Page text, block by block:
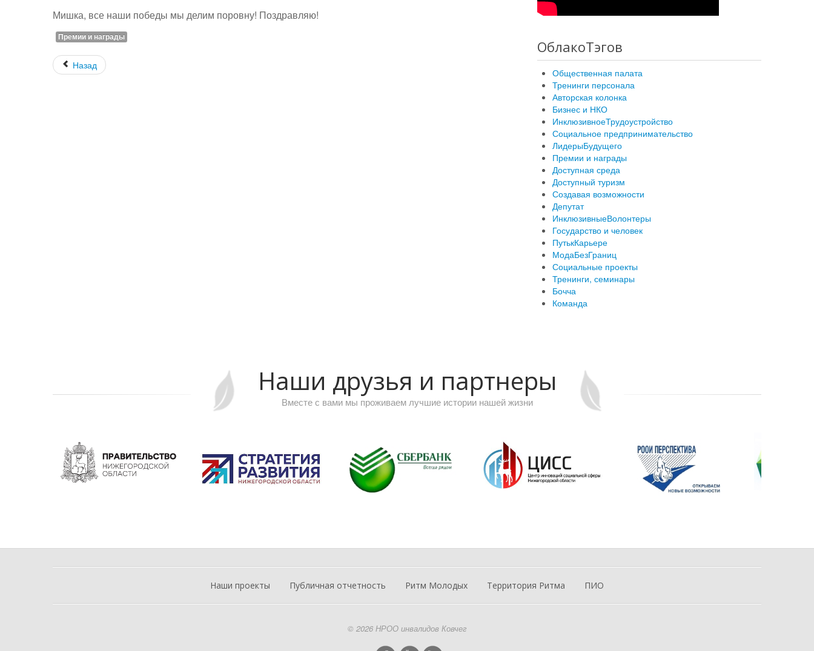
Мишка, все наши победы мы делим поровну! Поздравляю!
Премии и награды
Назад
ОблакоТэгов
Общественная палата
Тренинги персонала
Авторская колонка
Бизнес и НКО
ИнклюзивноеТрудоустройство
Социальное предпринимательство
ЛидерыБудущего
Премии и награды
Доступная среда
Доступный туризм
Создавая возможности
Депутат
ИнклюзивныеВолонтеры
Государство и человек
ПутькКарьере
МодаБезГраниц
Социальные проекты
Тренинги, семинары
Бочча
Команда
Наши друзья и партнеры
Вместе с вами мы проживаем лучшие истории нашей жизни
Наши проекты Публичная отчетность Ритм Молодых Территория Ритма ПИО
© 2026 НРОО инвалидов Ковчег